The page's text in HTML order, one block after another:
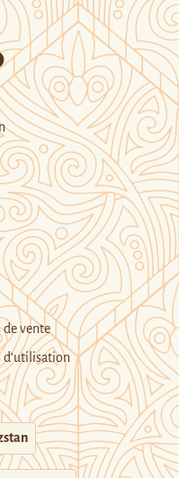
de vente
d’utilisation